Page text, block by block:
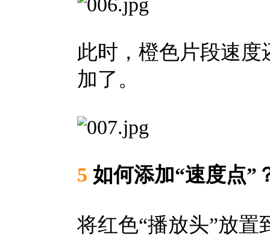
此时，橙色片段速
加了。
5 如何添加“速度点”
将红色“播放头”放